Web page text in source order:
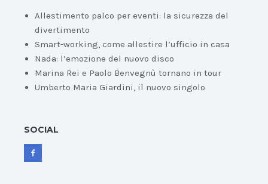
Allestimento palco per eventi: la sicurezza del
divertimento
Smart-working, come allestire l’ufficio in casa
Nada: l’emozione del nuovo disco
Marina Rei e Paolo Benvegnù tornano in tour
Umberto Maria Giardini, il nuovo singolo
SOCIAL